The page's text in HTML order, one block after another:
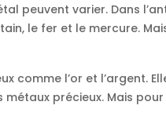
peuvent varier. Dans
le fer et le mercure.
comme l’or et l’argent.
précieux. Mais